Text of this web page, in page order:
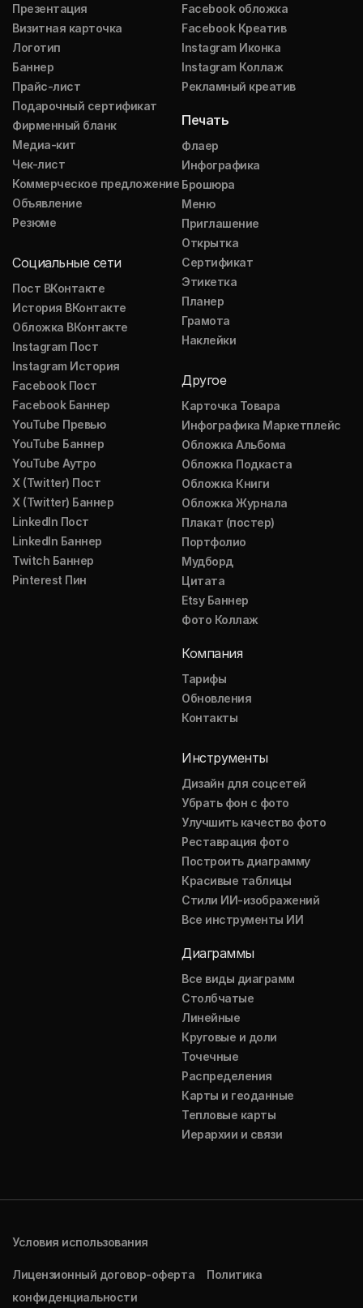
Презентация
Визитная карточка
Логотип
Баннер
Прайс-лист
Подарочный сертификат
Фирменный бланк
Медиа-кит
Чек-лист
Коммерческое предложение
Объявление
Резюме
Социальные сети
Пост ВКонтакте
История ВКонтакте
Обложка ВКонтакте
Instagram Пост
Instagram История
Facebook Пост
Facebook Баннер
YouTube Превью
YouTube Баннер
YouTube Аутро
X (Twitter) Пост
X (Twitter) Баннер
LinkedIn Пост
LinkedIn Баннер
Twitch Баннер
Pinterest Пин
Facebook обложка
Facebook Креатив
Instagram Иконка
Instagram Коллаж
Рекламный креатив
Печать
Флаер
Инфографика
Брошюра
Меню
Приглашение
Открытка
Сертификат
Этикетка
Планер
Грамота
Наклейки
Другое
Карточка Товара
Инфографика Маркетплейс
Обложка Альбома
Обложка Подкаста
Обложка Книги
Обложка Журнала
Плакат (постер)
Портфолио
Мудборд
Цитата
Etsy Баннер
Фото Коллаж
Компания
Тарифы
Обновления
Контакты
Инструменты
Дизайн для соцсетей
Убрать фон с фото
Улучшить качество фото
Реставрация фото
Построить диаграмму
Красивые таблицы
Стили ИИ-изображений
Все инструменты ИИ
Диаграммы
Все виды диаграмм
Столбчатые
Линейные
Круговые и доли
Точечные
Распределения
Карты и геоданные
Тепловые карты
Иерархии и связи
Условия использования
Лицензионный договор-оферта
Политика
конфиденциальности